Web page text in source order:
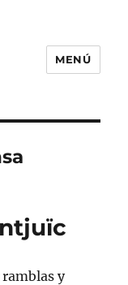
MENÚ
ramblas y